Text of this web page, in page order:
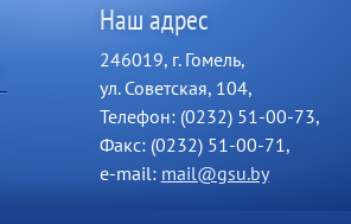
Наш адрес
246019, г. Гомель,
ул. Советская, 104,
Телефон: (0232) 51-00-73,
Факс: (0232) 51-00-71,
e-mail: mail@gsu.by